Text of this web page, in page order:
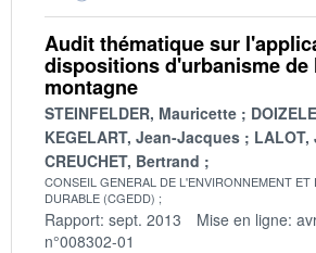
Audit thématique sur
dispositions d'urbanisme de
montagne
STEINFELDER, Mauricette
KEGELART, Jean-Jacques
LALOT,
CREUCHET, Bertrand
CONSEIL GENERAL DE L'ENVIRONNEMENT ET
DURABLE (CGEDD)
Rapport: sept. 2013 Mise en ligne:
n°008302-01